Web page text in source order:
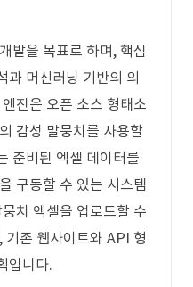
발을 목표로 하며, 핵심
과 머신러닝 기반의 의
진은 오픈 소스 형태소
감성 말뭉치를 사용할
준비된 엑셀 데이터를
구동할 수 있는 시스템
치 엑셀을 업로드할 수
기존 웹사이트와 API 형
입니다.